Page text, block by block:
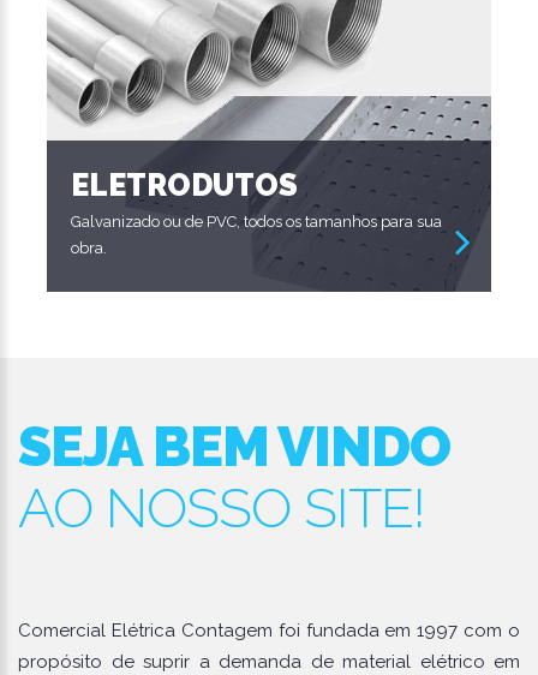
ELETRODUTOS
Galvanizado ou de PVC, todos os tamanhos para sua
obra.
SEJA BEM VINDO
AO NOSSO SITE!
Comercial Elétrica Contagem foi fundada em 1997 com o
propósito de suprir a demanda de material elétrico em